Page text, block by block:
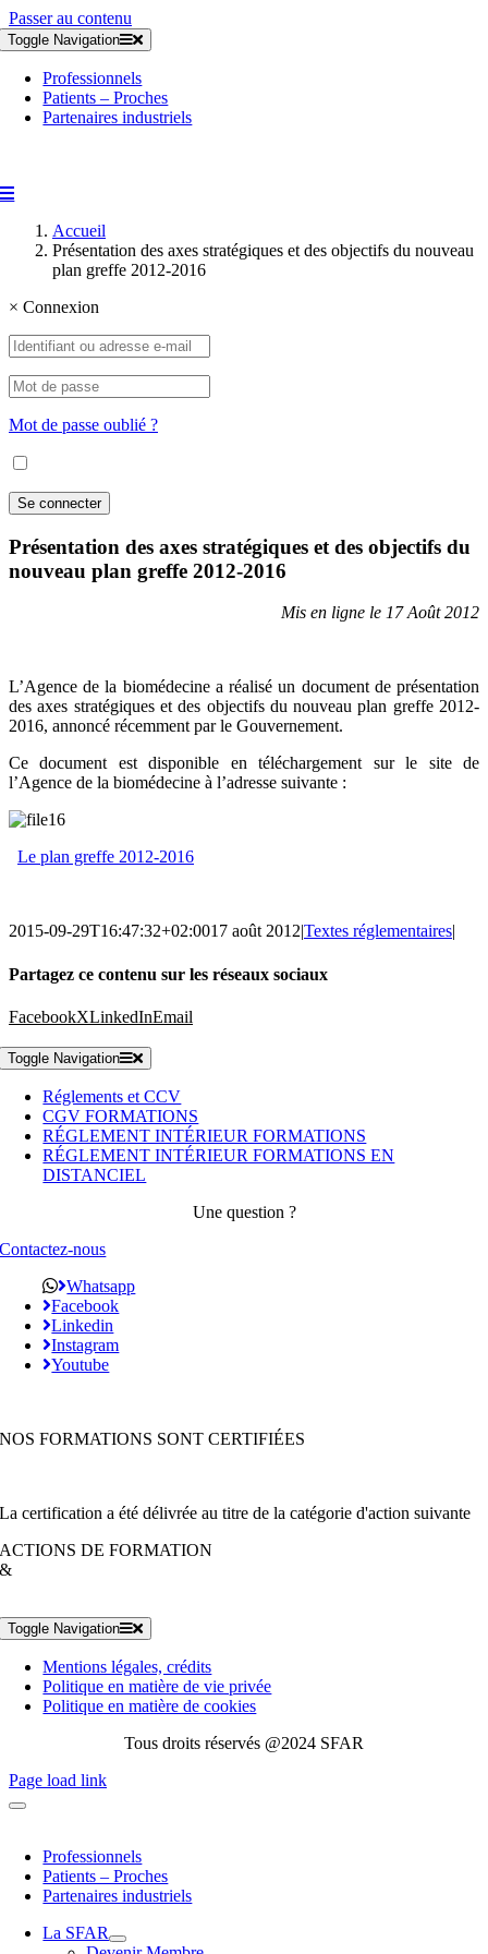
Passer au contenu
Toggle Navigation
Professionnels
Patients – Proches
Partenaires industriels
Accueil
Présentation des axes stratégiques et des objectifs du nouveau
plan greffe 2012-2016
× Connexion
Mot de passe oublié ?
Présentation des axes stratégiques et des objectifs du
nouveau plan greffe 2012-2016
Mis en ligne le 17 Août 2012
L’Agence de la biomédecine a réalisé un document de présentation
des axes stratégiques et des objectifs du nouveau plan greffe 2012-
2016, annoncé récemment par le Gouvernement.
Ce document est disponible en téléchargement sur le site de
l’Agence de la biomédecine à l’adresse suivante :
Le plan greffe 2012-2016
2015-09-29T16:47:32+02:0017 août 2012|Textes réglementaires|
Partagez ce contenu sur les réseaux sociaux
FacebookXLinkedInEmail
Toggle Navigation
Réglements et CCV
CGV FORMATIONS
RÉGLEMENT INTÉRIEUR FORMATIONS
RÉGLEMENT INTÉRIEUR FORMATIONS EN
DISTANCIEL
Une question ?
Contactez-nous
Whatsapp
Facebook
Linkedin
Instagram
Youtube
NOS FORMATIONS SONT CERTIFIÉES
La certification a été délivrée au titre de la catégorie d'action suivante
ACTIONS DE FORMATION
&
Toggle Navigation
Mentions légales, crédits
Politique en matière de vie privée
Politique en matière de cookies
Tous droits réservés @2024 SFAR
Page load link
Professionnels
Patients – Proches
Partenaires industriels
La SFAR